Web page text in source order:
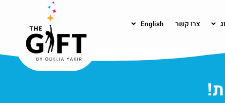
צרו קשר English